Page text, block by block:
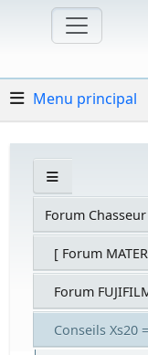
Menu principal
Forum
[ Forum
Forum
Conseils Xs20